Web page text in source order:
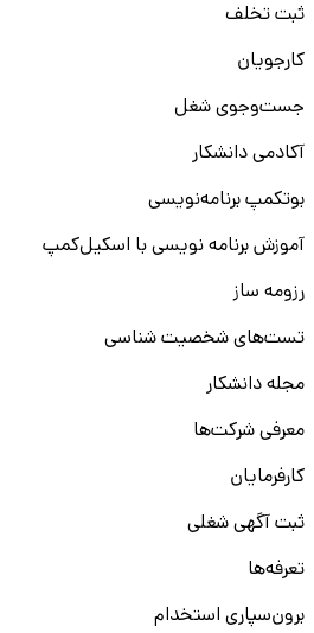
ثبت تخلف
کارجویان
جست‌و‌جوی شغل
آکادمی دانشکار
بوتکمپ برنامه‌نویسی
آموزش برنامه نویسی با اسکیل‌کمپ
رزومه ساز
تست‌های شخصیت شناسی
مجله دانشکار
معرفی شرکت‌ها
کارفرمایان
ثبت آگهی شغلی
تعرفه‌ها
برون‌سپاری استخدام